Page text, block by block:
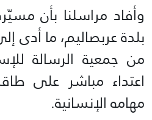
وأفاد مراسلنا بأن
بلدة عربصاليم، ما
من جمعية الرسالة
اعتداء مباشر على
مهامه الإنسانية.